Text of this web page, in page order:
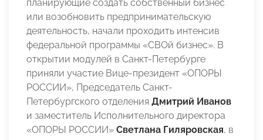
планирующие создать собственный бизнес
или возобновить предпринимательскую
деятельность, начали проходить интенсив
федеральной программы «СВОй бизнес». В
открытии модулей в Санкт-Петербурге
приняли участие Вице-президент «ОПОРЫ
РОССИИ», Председатель Санкт-
Петербургского отделения Дмитрий Иванов
и заместитель Исполнительного директора
«ОПОРЫ РОССИИ» Светлана Гиляровская, в